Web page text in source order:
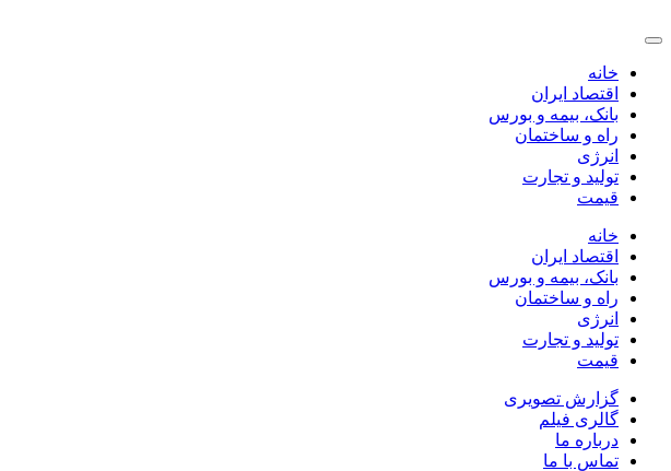
خانه
اقتصاد ایران
بانک، بیمه و بورس
راه و ساختمان
انرژی
تولید و تجارت
قیمت
خانه
اقتصاد ایران
بانک، بیمه و بورس
راه و ساختمان
انرژی
تولید و تجارت
قیمت
گزارش تصویری
گالری فیلم
درباره ما
تماس با ما